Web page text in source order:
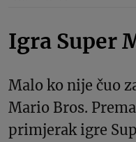
Igra Super
Malo ko nije čuo
Mario Bros.
primjerak igre